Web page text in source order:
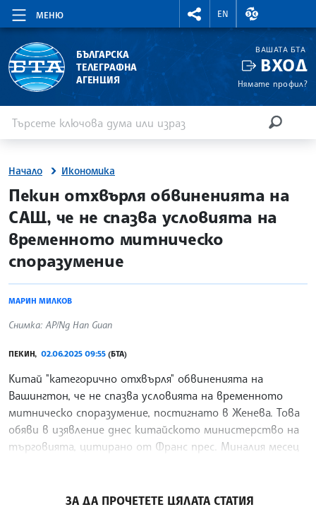
МЕНЮ
RIGHTMENU.SOCIAL
EN
ВАЛУТНИ
БЪЛГАРСКА
ТЕЛЕГРАФНА
АГЕНЦИЯ
ВАШАТА БТА
ВХОД
Нямате профил?
Начало Икономика
site.bta
Пекин отхвърля обвиненията на
САЩ, че не спазва условията на
временното митническо
споразумение
МАРИН МИЛКОВ
Снимка: AP/Ng Han Guan
ПЕКИН, 02.06.2025 09:55 (БТА)
Китай "категорично отхвърля" обвиненията на
Вашингтон, че не спазва условията на временното
митническо споразумение, постигнато в Женева. Това
обяви в изявление днес китайското министерство на
търговията, цитирано от Франс прес. Миналия месец
ЗА ДА ПРОЧЕТЕТЕ ЦЯЛАТА СТАТИЯ